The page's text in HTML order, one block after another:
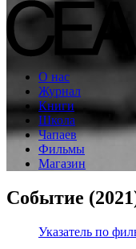
О нас
Журнал
Книги
Школа
Чапаев
Фильмы
Магазин
Событие
Указатель по